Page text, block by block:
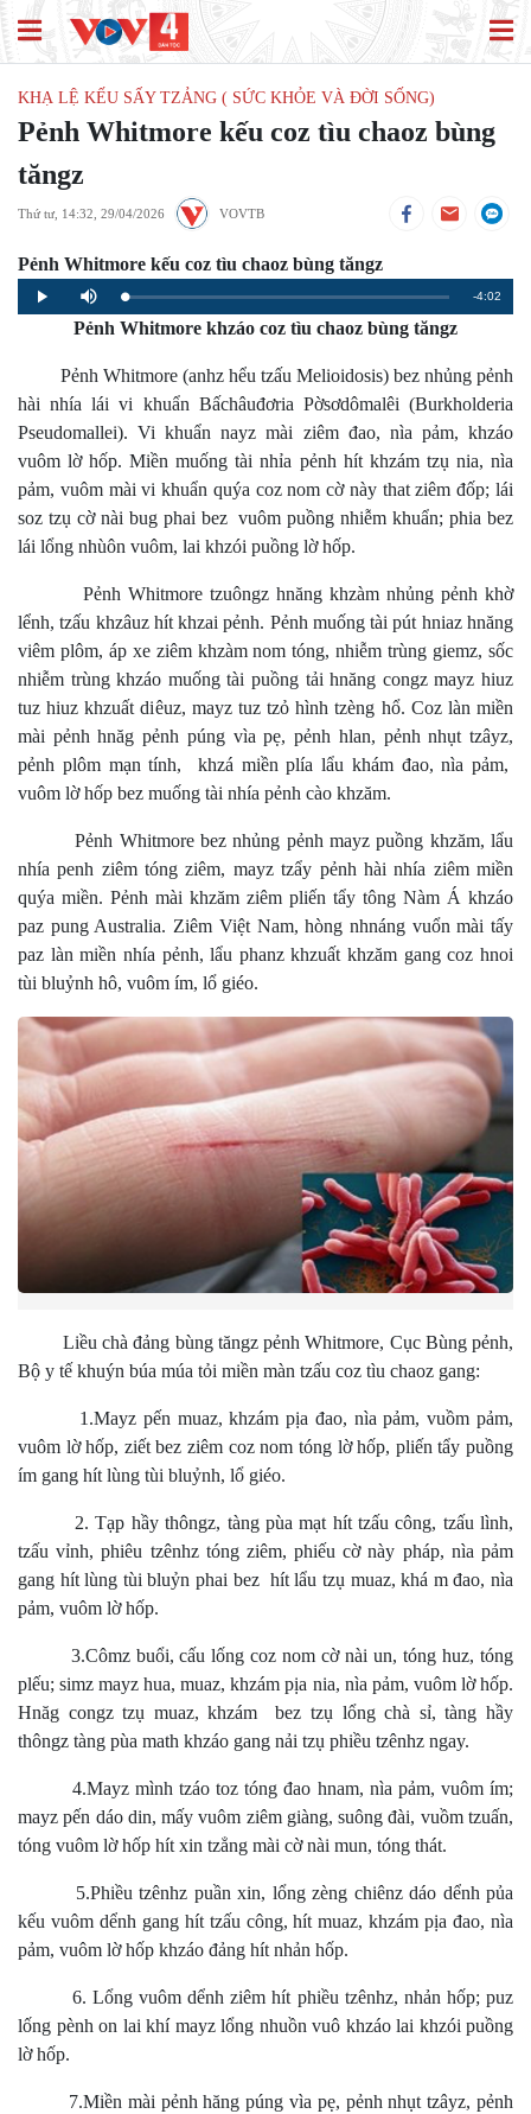
KHẠ LỆ KẾU SẤY TZẢNG ( SỨC KHỎE VÀ ĐỜI SỐNG)
​Pẻnh Whitmore kếu coz tìu chaoz bùng
tăngz
Thứ tư, 14:32, 29/04/2026 VOVTB
Pẻnh Whitmore kếu coz tìu chaoz bùng tăngz
Play Mute Loaded:
0%
Progress:
0%
Remaining
-4:02
Pẻnh Whitmore khzáo coz tìu chaoz bùng tăngz
Pẻnh Whitmore (anhz hểu tzấu Melioidosis) bez nhủng pẻnh
hài nhía lái vi khuẩn Bấchâuđơria Pờsơdômalêi (Burkholderia
Pseudomallei). Vi khuẩn nayz mài ziêm đao, nìa pảm, khzáo
vuôm lờ hốp. Miền muống tài nhỉa pẻnh hít khzám tzụ nia, nìa
pảm, vuôm mài vi khuẩn quýa coz nom cờ này that ziêm đốp; lái
soz tzụ cờ nài bug phai bez vuôm puồng nhiễm khuẩn; phia bez
lái lổng nhùôn vuôm, lai khzói puồng lờ hốp.
Pẻnh Whitmore tzuôngz hnăng khzàm nhủng pẻnh khờ
lểnh, tzấu khzâuz hít khzai pẻnh. Pẻnh muống tài pút hniaz hnăng
viêm plôm, áp xe ziêm khzàm nom tóng, nhiễm trùng giemz, sốc
nhiễm trùng khzáo muống tài puồng tải hnăng congz mayz hiuz
tuz hiuz khzuất diêuz, mayz tuz tzỏ hình tzèng hổ. Coz làn miền
mài pẻnh hnăg pẻnh púng vìa pẹ, pẻnh hlan, pẻnh nhụt tzâyz,
pẻnh plôm mạn tính, khzá miền plía lẩu khám đao, nìa pảm,
vuôm lờ hốp bez muống tài nhía pẻnh cào khzăm.
Pẻnh Whitmore bez nhủng pẻnh mayz puồng khzăm, lẩu
nhía penh ziêm tóng ziêm, mayz tzẩy pẻnh hài nhía ziêm miền
quýa miền. Pẻnh mài khzăm ziêm pliến tẩy tông Nàm Á khzáo
paz pung Australia. Ziêm Việt Nam, hòng nhnáng vuổn mài tấy
paz làn miền nhía pẻnh, lẩu phanz khzuất khzăm gang coz hnoi
tùi bluỷnh hô, vuôm ím, lổ giéo.
Liều chà đảng bùng tăngz pẻnh Whitmore, Cục Bùng pẻnh,
Bộ y tế khuýn búa múa tỏi miền màn tzấu coz tìu chaoz gang:
1.Mayz pến muaz, khzám pịa đao, nìa pảm, vuồm pảm,
vuôm lờ hốp, ziết bez ziêm coz nom tóng lờ hốp, pliến tẩy puồng
ím gang hít lùng tùi bluỷnh, lổ giéo.
2. Tạp hầy thôngz, tàng pùa mạt hít tzấu công, tzấu lình,
tzấu vỉnh, phiêu tzênhz tóng ziêm, phiếu cờ này pháp, nìa pảm
gang hít lùng tùi bluỷn phai bez hít lẩu tzụ muaz, khá m đao, nìa
pảm, vuôm lờ hốp.
3.Cômz buổi, cấu lống coz nom cờ nài un, tóng huz, tóng
plếu; simz mayz hua, muaz, khzám pịa nia, nìa pảm, vuôm lờ hốp.
Hnăg congz tzụ muaz, khzám bez tzụ lổng chà sỉ, tàng hầy
thôngz tàng pùa math khzáo gang nải tzụ phiều tzênhz ngay.
4.Mayz mình tzáo toz tóng đao hnam, nìa pảm, vuôm ím;
mayz pến dáo din, mấy vuôm ziêm giàng, suông đài, vuồm tzuấn,
tóng vuôm lờ hốp hít xin tzẳng mài cờ nài mun, tóng thát.
5.Phiều tzênhz puần xin, lổng zèng chiênz dáo dểnh pủa
kếu vuôm dểnh gang hít tzấu công, hít muaz, khzám pịa đao, nìa
pảm, vuôm lờ hốp khzáo đảng hít nhản hốp.
6. Lổng vuôm dểnh ziêm hít phiều tzênhz, nhản hốp; puz
lống pènh on lai khí mayz lổng nhuồn vuô khzáo lai khzói puồng
lờ hốp.
7.Miền mài pẻnh hăng púng vìa pẹ, pẻnh nhụt tzâyz, pẻnh